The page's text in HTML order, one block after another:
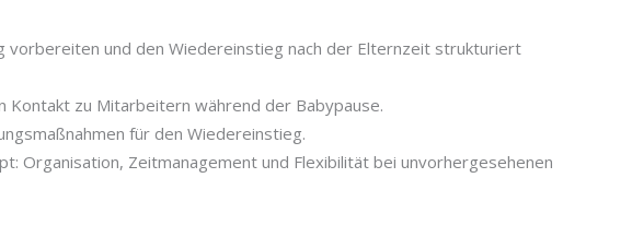
vorbereiten und den Wiedereinstieg nach der Elternzeit strukturiert
Kontakt zu Mitarbeitern während der Babypause.
für den Wiedereinstieg.
Organisation, Zeitmanagement und Flexibilität bei unvorhergesehenen